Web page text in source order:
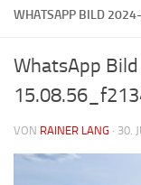
WHATSAPP BILD
WhatsApp
VON RAINER LANG · 30.